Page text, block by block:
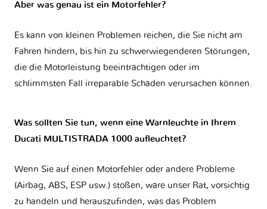
Aber was genau ist ein Motorfehler?
Es kann von kleinen Problemen reichen, die Sie nicht am
Fahren hindern, bis hin zu schwerwiegenderen Störungen,
die die Motorleistung beeinträchtigen oder im
schlimmsten Fall irreparable Schäden verursachen können.
Was sollten Sie tun, wenn eine Warnleuchte in Ihrem
Ducati MULTISTRADA 1000 aufleuchtet?
Wenn Sie auf einen Motorfehler oder andere Probleme
(Airbag, ABS, ESP usw.) stoßen, wäre unser Rat, vorsichtig
zu handeln und herauszufinden, was das Problem